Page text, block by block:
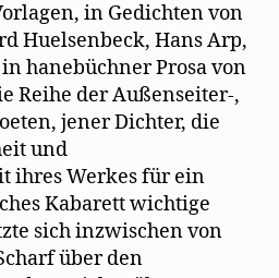
in Gedichten von
Huelsenbeck, Hans Arp,
hanebüchner Prosa von
Reihe der Außenseiter-,
jener Dichter, die
und
ihres Werkes für ein
Kabarett wichtige
sich inzwischen von
über den